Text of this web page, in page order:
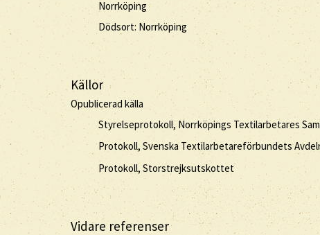
Norrköping
Dödsort: Norrköping
Källor
Opublicerad källa
Styrelseprotokoll, Norrköpings Textilarbetares
Protokoll, Svenska Textilarbetareförbundets
Protokoll, Storstrejksutskottet
Vidare referenser